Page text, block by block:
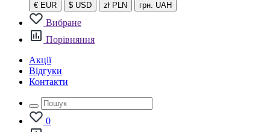
€ EUR $ USD zł PLN грн. UAH
Вибране
Порівняння
Акції
Відгуки
Контакти
0